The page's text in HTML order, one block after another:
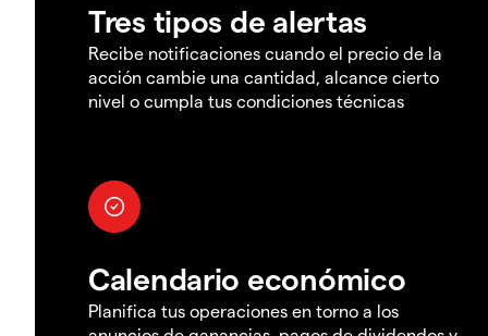
Tres tipos de alertas
Recibe notificaciones cuando el precio de la
acción cambie una cantidad, alcance cierto
nivel o cumpla tus condiciones técnicas
Calendario económico
Planifica tus operaciones en torno a los